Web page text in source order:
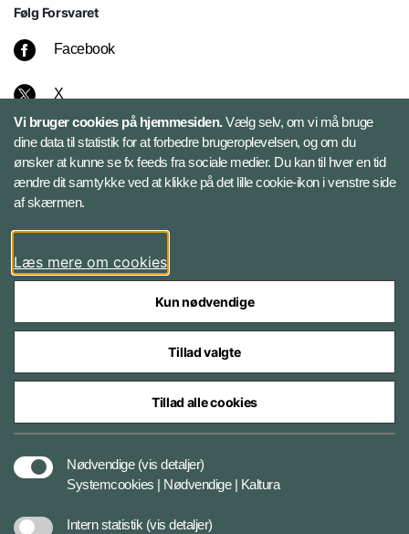
Følg Forsvaret
Facebook
X
Instagram
Bluesky
LinkedIn
Styrelser og myndigheder under Forsvarsministeriet
Vi bruger cookies på hjemmesiden.Vælg selv, om vi må bruge
dine data til statistik for at forbedre brugeroplevelsen, og om du
ønsker at kunne se fx feeds fra sociale medier. Du kan til hver en tid
ændre dit samtykke ved at klikke på det lille cookie-ikon i venstre side
af skærmen.
Læs mere om cookies
Kun nødvendige
Tillad valgte
Tillad alle cookies
Nødvendige (vis detaljer)
Systemcookies | Nødvendige | Kaltura
Intern statistik (vis detaljer)